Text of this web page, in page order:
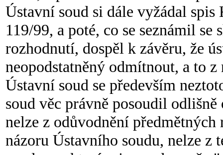
Ústavní soud si dále vyžádal spis
119/99, a poté, co se seznámil
rozhodnutí, dospěl k závěru, že
neopodstatněný odmítnout, a to
Ústavní soud se především
soud věc právně posoudil
nelze z odůvodnění
názoru Ústavního soudu, nelze z